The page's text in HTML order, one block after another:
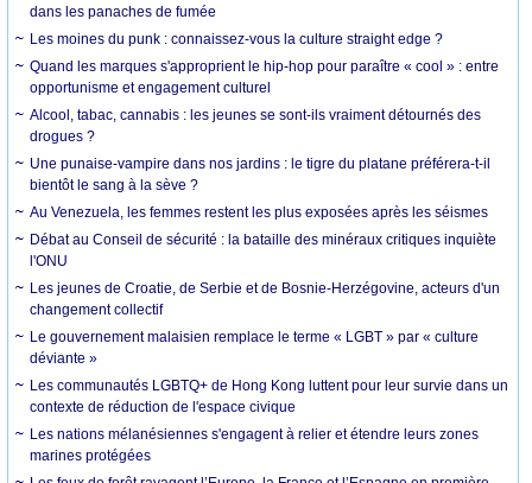
dans les panaches de fumée
Les moines du punk : connaissez-vous la culture straight edge ?
Quand les marques s'approprient le hip-hop pour paraître « cool » : entre
opportunisme et engagement culturel
Alcool, tabac, cannabis : les jeunes se sont-ils vraiment détournés des
drogues ?
Une punaise-vampire dans nos jardins : le tigre du platane préférera-t-il
bientôt le sang à la sève ?
Au Venezuela, les femmes restent les plus exposées après les séismes
Débat au Conseil de sécurité : la bataille des minéraux critiques inquiète
l'ONU
Les jeunes de Croatie, de Serbie et de Bosnie-Herzégovine, acteurs d'un
changement collectif
Le gouvernement malaisien remplace le terme « LGBT » par « culture
déviante »
Les communautés LGBTQ+ de Hong Kong luttent pour leur survie dans un
contexte de réduction de l'espace civique
Les nations mélanésiennes s'engagent à relier et étendre leurs zones
marines protégées